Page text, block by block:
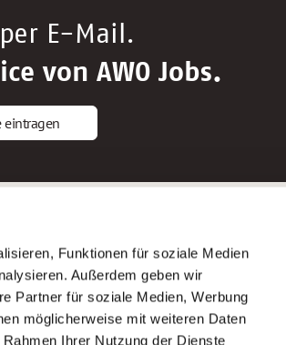
Funktionen für soziale Medien
Außerdem geben wir
Partner für soziale Medien, Werbung
möglicherweise mit weiteren Daten
Ihrer Nutzung der Dienste
E-Mail.
von AWO Jobs.
eintragen
Gliederungen nach Bundesland
nach Bundesländern